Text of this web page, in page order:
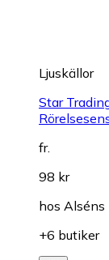
Ljuskällor
Star
fr.
98 kr
hos Alséns
+6 butiker